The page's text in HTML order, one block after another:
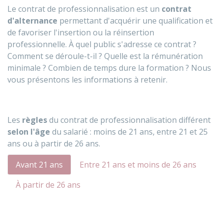
Le contrat de professionnalisation est un contrat
d'alternance permettant d'acquérir une qualification et
de favoriser l'insertion ou la réinsertion
professionnelle. À quel public s'adresse ce contrat ?
Comment se déroule-t-il ? Quelle est la rémunération
minimale ? Combien de temps dure la formation ? Nous
vous présentons les informations à retenir.
Les règlesdu contrat de professionnalisation différent
selon l'âge du salarié : moins de 21 ans, entre 21 et 25
ans ou à partir de 26 ans.
Avant 21 ans
Entre 21 ans et moins de 26 ans
À partir de 26 ans